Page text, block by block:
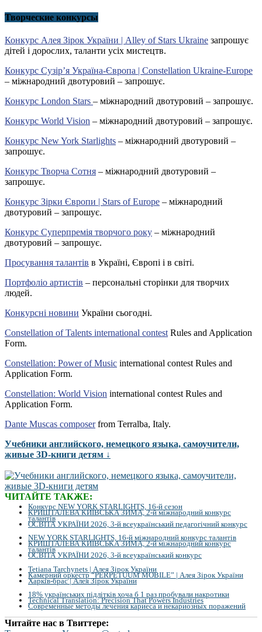
Творческие конкурсы
Конкурс Алея Зірок України | Alley of Stars Ukraine запрошує
дітей і дорослих, таланти усіх мистецтв.
Конкурс Сузір’я Україна-Європа | Constellation Ukraine-Europe
– міжнародний двотуровий – запрошує.
Конкурс London Stars – міжнародний двотуровий – запрошує.
Конкурс World Vision – міжнародний двотуровий – запрошує.
Конкурс New York Starlights – міжнародний двотуровий –
запрошує.
Конкурс Творча Сотня – міжнародний двотуровий –
запрошує.
Конкурс Зірки Європи | Stars of Europe – міжнародний
двотуровий – запрошує.
Конкурс Суперпремія творчого року – міжнародний
двотуровий – запрошує.
Просування талантів в Україні, Європі і в світі.
Портфоліо артистів – персональні сторінки для творчих
людей.
Конкурсні новини України сьогодні.
Constellation of Talents international contest Rules and Application
Form.
Constellation: Power of Music international contest Rules and
Application Form.
Constellation: World Vision international contest Rules and
Application Form.
Dante Muscas composerfrom Terralba, Italy.
Учебники английского, немецкого языка, самоучители,
живые 3D-книги детям ↓
ЧИТАЙТЕ ТАКЖЕ:
Конкурс NEW YORK STARLIGHTS, 16-й сезон
КРИШТАЛЕВА КИЇВСЬКА ЗИМА, 2-й міжнародний конкурс
талантів
ОСВІТА УКРАЇНИ 2026, 3-й всеукраїнський педагогічний конкурс
NEW YORK STARLIGHTS, 16-й міжнародний конкурс талантів
КРИШТАЛЕВА КИЇВСЬКА ЗИМА, 2-й міжнародний конкурс
талантів
ОСВІТА УКРАЇНИ 2026, 3-й всеукраїнський конкурс
Tetiana Tarchynets | Алея Зірок України
Камерний оркестр “PERPETUUM MOBILE” | Алея Зірок України
Харків-брас | Алея Зірок України
18% українських підлітків хоча б 1 раз пробували накротики
Technical Translation: Precision That Powers Industries
Современные методы лечения кариеса и некариозных поражений
Читайте нас в Твиттере: